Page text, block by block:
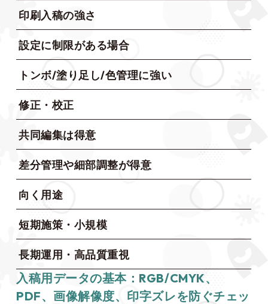
印刷入稿の強さ
設定に制限がある場合
トンボ/塗り足し/色管理に強い
修正・校正
共同編集は得意
差分管理や細部調整が得意
向く用途
短期施策・小規模
長期運用・高品質重視
入稿用データの基本：RGB/CMYK、
PDF、画像解像度、印字ズレを防ぐチェッ